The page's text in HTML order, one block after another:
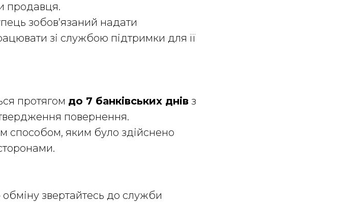
продавця.
зобов’язаний надати
зі службою підтримки для її
протягом до 7 банківських днів з
повернення.
способом, яким було здійснено
звертайтесь до служби